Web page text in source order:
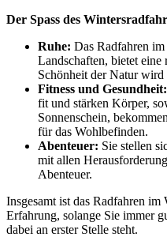
Der Spass des
Ruhe: Das Radfahren
Landschaften, bietet
Schönheit der Natur wird
Fitness und Gesundheit:
fit und stärken Körper,
Sonnenschein,
für das Wohlbefinden.
Abenteuer: Sie stellen
mit allen
Abenteuer.
Insgesamt ist das Radfahren
Erfahrung, solange Sie immer
dabei an erster Stelle steht.